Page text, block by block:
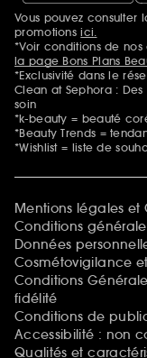
Mentions
Vous pouvez consulter
promotionsici.
*Voir conditions de nos
la page Bons Plans
*Exclusivité dans le
Clean at Sephora :
soin
*k-beauty = beauté
*Beauty Trends =
*Wishlist = liste de
Mentions légales et
Conditions
Données
Cosmétovigilance
Conditions
fidélité
Conditions de
Accessibilité : non
Qualités et